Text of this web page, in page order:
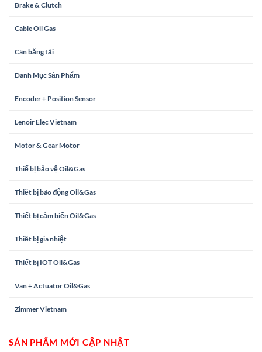
Brake & Clutch
Cable Oil Gas
Cân băng tải
Danh Mục Sản Phẩm
Encoder + Position Sensor
Lenoir Elec Vietnam
Motor & Gear Motor
Thiế bị bảo vệ Oil&Gas
Thiết bị báo động Oil&Gas
Thiết bị cảm biến Oil&Gas
Thiết bị gia nhiệt
Thiết bị IOT Oil&Gas
Van + Actuator Oil&Gas
Zimmer Vietnam
SẢN PHẨM MỚI CẬP NHẬT